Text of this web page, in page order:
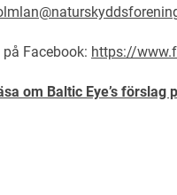
Facebook: https://
om Baltic Eye’s